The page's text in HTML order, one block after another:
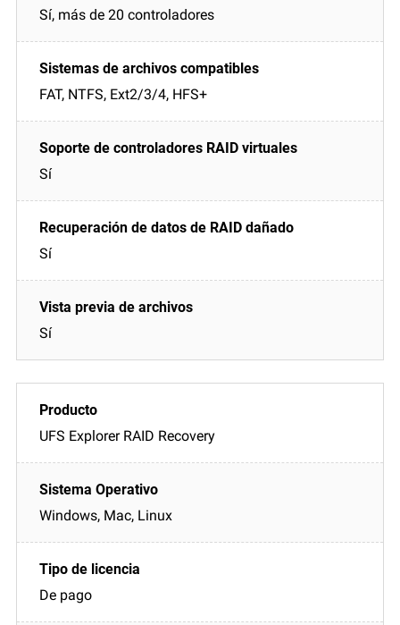
Sí, más de 20 controladores
FAT, NTFS, Ext2/3/4, HFS+
Sí
Sí
Sí
UFS Explorer RAID Recovery
Windows, Mac, Linux
De pago